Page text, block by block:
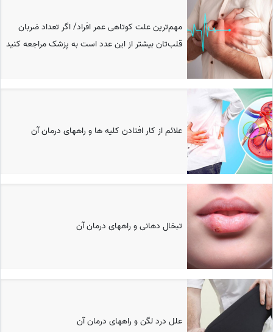
مهم‌ترین علت کوتاهی عمر افراد/ اگر تعداد ضربان
قلب‌تان بیشتر از این عدد است به پزشک مراجعه کنید
علائم از کار افتادن کلیه ها و راههای درمان آن
تبخال دهانی و راههای درمان آن
علل درد لگن و راههای درمان آن